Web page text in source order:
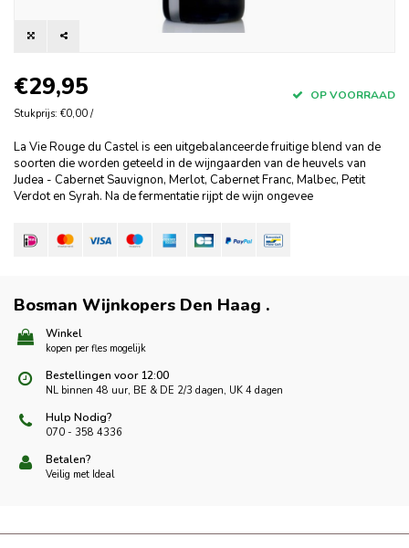
€29,95
Stukprijs: €0,00 /
OP VOORRAAD
La Vie Rouge du Castel is een uitgebalanceerde fruitige blend van de
soorten die worden geteeld in de wijngaarden van de heuvels van
Judea - Cabernet Sauvignon, Merlot, Cabernet Franc, Malbec, Petit
Verdot en Syrah. Na de fermentatie rijpt de wijn ongevee
Bosman Wijnkopers Den Haag .
Winkel
kopen per fles mogelijk
Bestellingen voor 12:00
NL binnen 48 uur, BE & DE 2/3 dagen, UK 4 dagen
Hulp Nodig?
070 - 358 4336
Betalen?
Veilig met Ideal